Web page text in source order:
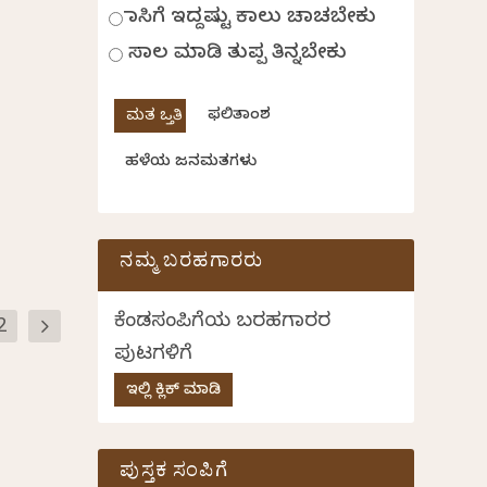
ಹಾಸಿಗೆ ಇದ್ದಷ್ಟು ಕಾಲು ಚಾಚಬೇಕು
ಸಾಲ ಮಾಡಿ ತುಪ್ಪ ತಿನ್ನಬೇಕು
ಫಲಿತಾಂಶ
ಹಳೆಯ ಜನಮತಗಳು
ನಮ್ಮ ಬರಹಗಾರರು
ಕೆಂಡಸಂಪಿಗೆಯ ಬರಹಗಾರರ
ಪುಟಗಳಿಗೆ
ಇಲ್ಲಿ ಕ್ಲಿಕ್ ಮಾಡಿ
ಪುಸ್ತಕ ಸಂಪಿಗೆ